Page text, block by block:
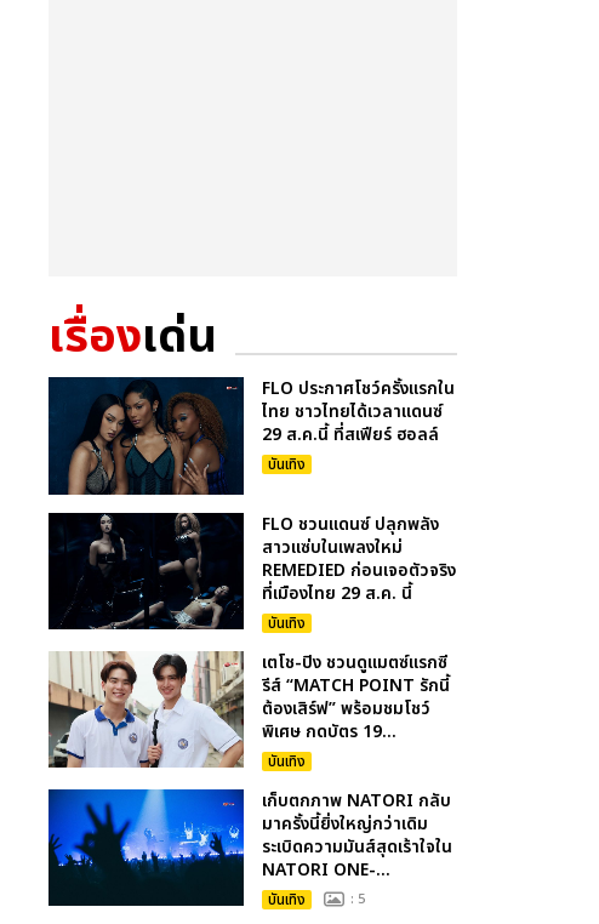
เรื่องเด่น
FLO ประกาศโชว์ครั้งแรกใน
ไทย ชาวไทยได้เวลาแดนซ์
29 ส.ค.นี้ ที่สเฟียร์ ฮอลล์
บันเทิง
FLO ชวนแดนซ์ ปลุกพลัง
สาวแซ่บในเพลงใหม่
REMEDIED ก่อนเจอตัวจริง
ที่เมืองไทย 29 ส.ค. นี้
บันเทิง
เตโช-ปิง ชวนดูแมตซ์แรกซี
รีส์ “MATCH POINT รักนี้
ต้องเสิร์ฟ” พร้อมชมโชว์
พิเศษ กดบัตร 19...
บันเทิง
เก็บตกภาพ NATORI กลับ
มาครั้งนี้ยิ่งใหญ่กว่าเดิม
ระเบิดความมันส์สุดเร้าใจใน
NATORI ONE-...
บันเทิง : 5